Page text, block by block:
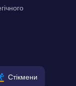
Стікмени